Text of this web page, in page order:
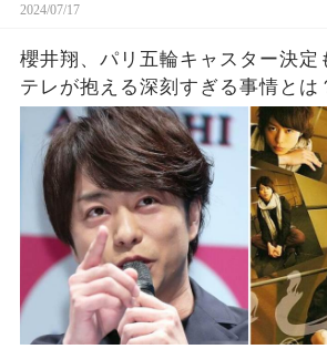
2024/07/17
櫻井翔、パリ五輪キャスター決
テレが抱える深刻すぎる事情とは